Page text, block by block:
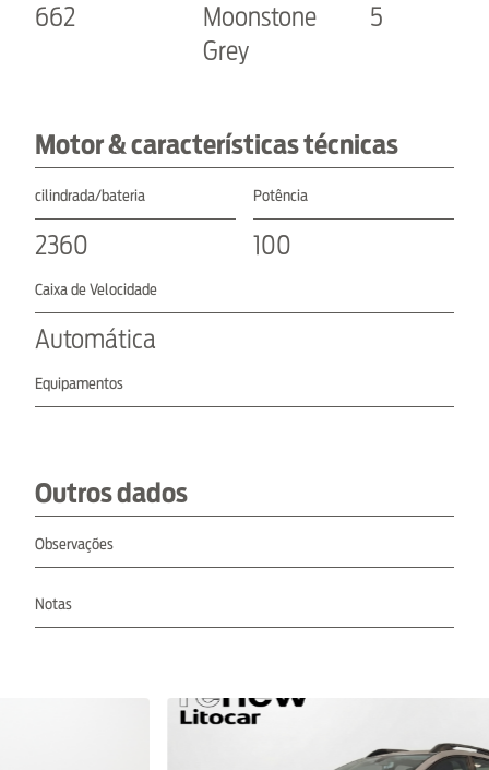
662
Moonstone
Grey
5
Motor & características técnicas
cilindrada/bateria
2360
Potência
100
Caixa de Velocidade
Automática
Equipamentos
Outros dados
Observações
Notas